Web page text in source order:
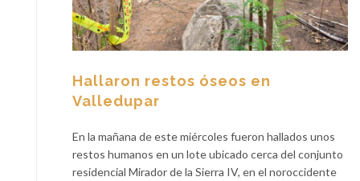
Hallaron restos óseos en
Valledupar
En la mañana de este miércoles fueron hallados unos
restos humanos en un lote ubicado cerca del conjunto
residencial Mirador de la Sierra IV, en el noroccidente